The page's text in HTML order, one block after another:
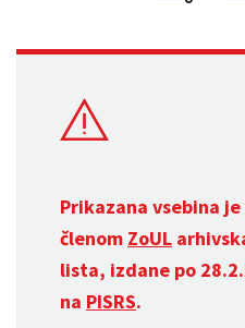
Prikazana vsebina
členom ZoUL
lista, izdane po
na PISRS.